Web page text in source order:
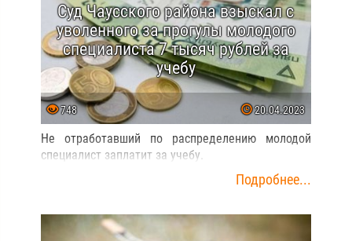
Суд Чаусского района взыскал с
уволенного за прогулы молодого
специалиста 7 тысяч рублей за
учебу
748 20.04.2023
Не отработавший по распределению молодой
специалист заплатит за учебу.
Подробнее...